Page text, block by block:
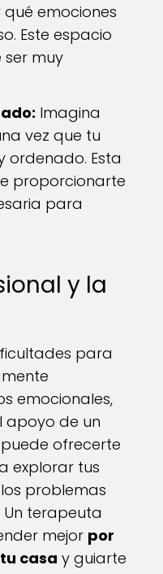
emociones
Este espacio
ser muy
Imagina
vez que tu
ordenado. Esta
proporcionarte
para
y la
para
emocionales,
apoyo de un
ofrecerte
explorar tus
problemas
terapeuta
mejor por
casa y guiarte